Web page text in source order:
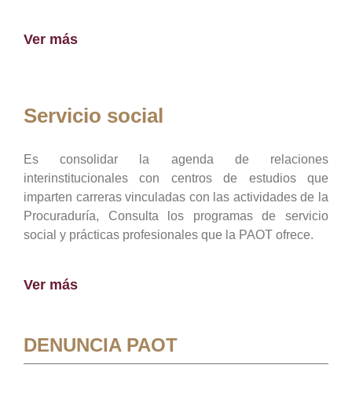
Ver más
Servicio social
Es consolidar la agenda de relaciones
interinstitucionales con centros de estudios que
imparten carreras vinculadas con las actividades de la
Procuraduría, Consulta los programas de servicio
social y prácticas profesionales que la PAOT ofrece.
Ver más
DENUNCIA PAOT